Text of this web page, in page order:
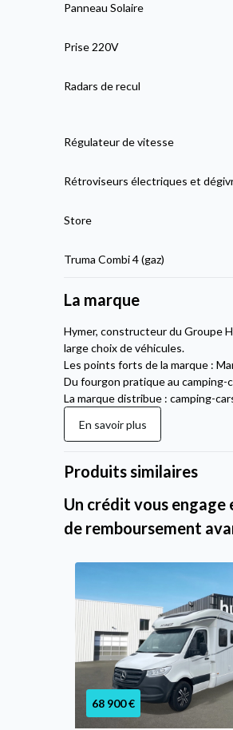
Panneau Solaire
Prise 220V
Radars de recul
Régulateur de vitesse
Rétroviseurs électriques et
Store
Truma Combi 4 (gaz)
La marque
Hymer, constructeur du Groupe
large choix de véhicules.
Les points forts de la marque :
Du fourgon pratique au camping-
La marque distribue : camping-
En savoir plus
Produits similaires
Un crédit vous
de remboursement
68 900 €